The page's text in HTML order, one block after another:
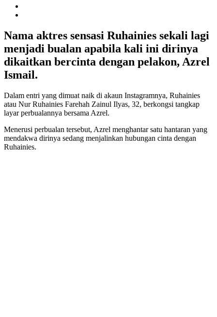
Nama aktres sensasi Ruhainies sekali lagi
menjadi bualan apabila kali ini dirinya
dikaitkan bercinta dengan pelakon, Azrel
Ismail.
Dalam entri yang dimuat naik di akaun Instagramnya, Ruhainies
atau Nur Ruhainies Farehah Zainul Ilyas, 32, berkongsi tangkap
layar perbualannya bersama Azrel.
Menerusi perbualan tersebut, Azrel menghantar satu hantaran yang
mendakwa dirinya sedang menjalinkan hubungan cinta dengan
Ruhainies.